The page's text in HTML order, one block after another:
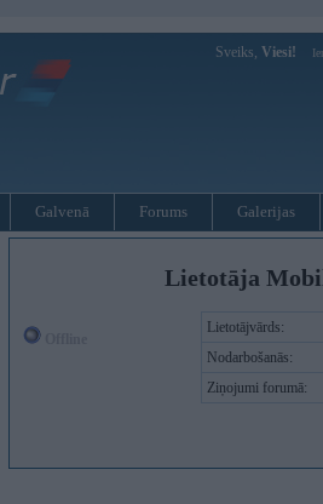
Sveiks, Viesi!
Galvenā Forums Galerijas
Lietotāja
Lietotājvārds:
Nodarbošanās:
Ziņojumi forumā: